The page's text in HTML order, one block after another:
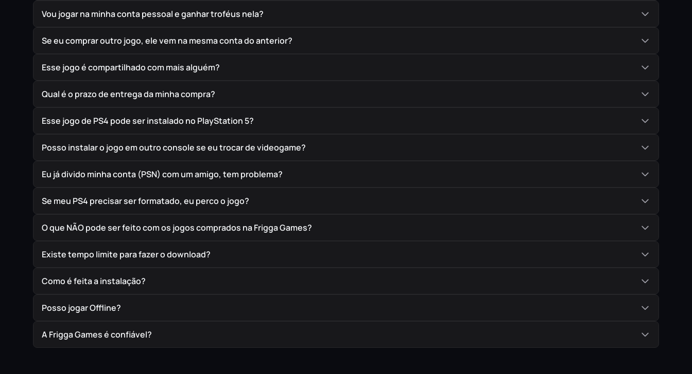
Vou jogar na minha conta pessoal e ganhar troféus nela?
Se eu comprar outro jogo, ele vem na mesma conta do anterior?
Esse jogo é compartilhado com mais alguém?
Qual é o prazo de entrega da minha compra?
Esse jogo de PS4 pode ser instalado no PlayStation 5?
Posso instalar o jogo em outro console se eu trocar de videogame?
Eu já divido minha conta (PSN) com um amigo, tem problema?
Se meu PS4 precisar ser formatado, eu perco o jogo?
O que NÃO pode ser feito com os jogos comprados na Frigga Games?
Existe tempo limite para fazer o download?
Como é feita a instalação?
Posso jogar Offline?
A Frigga Games é confiável?